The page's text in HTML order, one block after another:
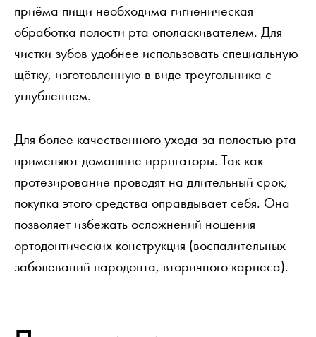
приёма пищи необходима гигиеническая
обработка полости рта ополаскивателем. Для
чистки зубов удобнее использовать специальную
щётку, изготовленную в виде треугольника с
углублением.
Для более качественного ухода за полостью рта
применяют домашние ирригаторы. Так как
протезирование проводят на длительный срок,
покупка этого средства оправдывает себя. Она
позволяет избежать осложнений ношения
ортодонтических конструкция (воспалительных
заболеваний пародонта, вторичного кариеса).